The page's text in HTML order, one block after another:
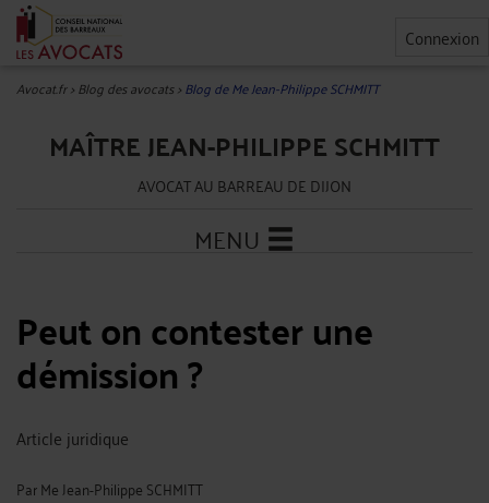
Connexion
Avocat.fr>Blog des avocats>Blog de Me Jean-Philippe SCHMITT
MAÎTRE JEAN-PHILIPPE SCHMITT
AVOCAT AU BARREAU DE DIJON
MENU
Peut on contester une
démission ?
Article juridique
ParMe Jean-Philippe SCHMITT